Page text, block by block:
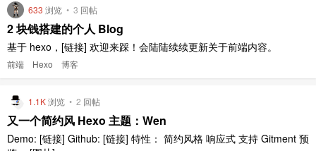
633 浏览 • 3 回帖
2 块钱搭建的个人 Blog
基于 hexo，[链接] 欢迎来踩！会陆陆续续更新关于前端内容。
前端 Hexo 博客
1.1K浏览 • 2 回帖
又一个简约风 Hexo 主题：Wen
Demo: [链接] Github: [链接] 特性： 简约风格 响应式 支持 Gitment 预